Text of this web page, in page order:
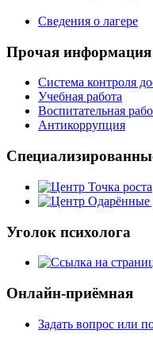
Сведения о лагере
Прочая информация
Система контроля
Учебная работа
Воспитательная
Антикоррупция
Уголок психолога
Онлайн-приёмная
Задать вопрос или